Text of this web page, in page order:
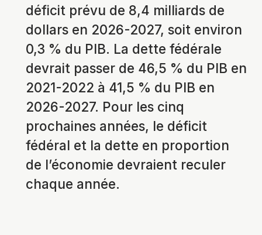
déficit prévu de 8,4 milliards de
dollars en 2026-2027, soit environ
0,3 % du PIB. La dette fédérale
devrait passer de 46,5 % du PIB en
2021-2022 à 41,5 % du PIB en
2026-2027. Pour les cinq
prochaines années, le déficit
fédéral et la dette en proportion
de l’économie devraient reculer
chaque année.